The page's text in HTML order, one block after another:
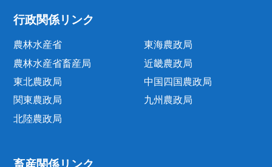
行政関係リンク
農林水産省
農林水産省畜産局
東北農政局
関東農政局
北陸農政局
東海農政局
近畿農政局
中国四国農政局
九州農政局
畜産関係リンク